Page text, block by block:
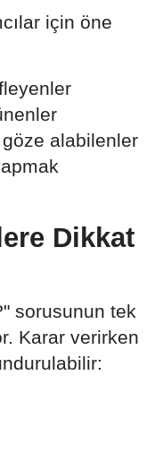
için öne
göze alabilenler
Dikkat
sorusunun tek
Karar verirken